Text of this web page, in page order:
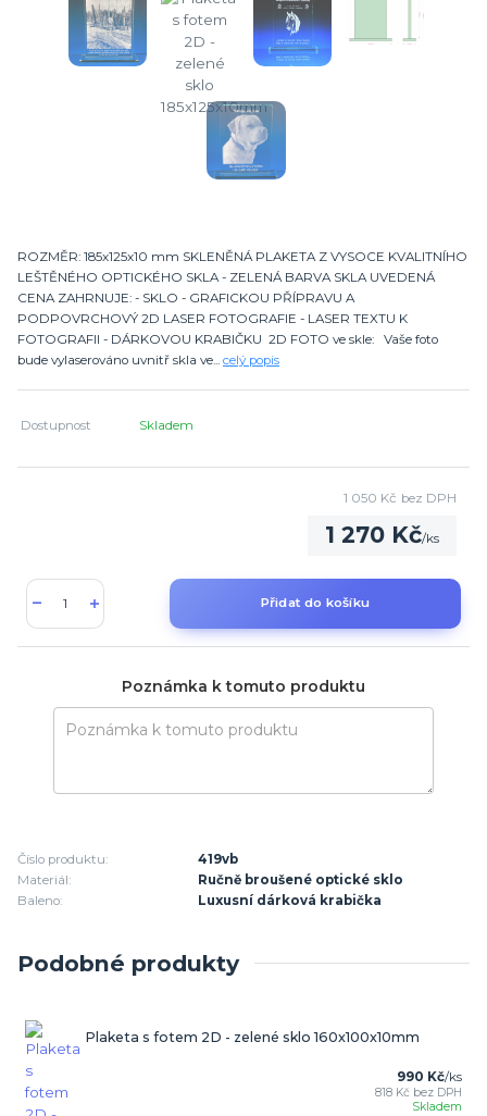
ROZMĚR: 185x125x10 mm SKLENĚNÁ PLAKETA Z VYSOCE KVALITNÍHO
LEŠTĚNÉHO OPTICKÉHO SKLA - ZELENÁ BARVA SKLA UVEDENÁ
CENA ZAHRNUJE: - SKLO - GRAFICKOU PŘÍPRAVU A
PODPOVRCHOVÝ 2D LASER FOTOGRAFIE - LASER TEXTU K
FOTOGRAFII - DÁRKOVOU KRABIČKU 2D FOTO ve skle: Vaše foto
bude vylaserováno uvnitř skla ve... celý popis
Dostupnost Skladem
1 270 Kč/ks
1 050 Kč bez DPH
Přidat do košíku
Poznámka k tomuto produktu
Číslo produktu:
419vb
Materiál:
Ručně broušené optické sklo
Baleno:
Luxusní dárková krabička
Podobné produkty
Plaketa s fotem 2D - zelené sklo 160x100x10mm
990 Kč/ks
818 Kč bez DPH
Skladem